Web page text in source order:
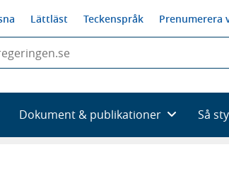
Lättläst Teckenspråk Prenumerera
Dokument & publikationer Så